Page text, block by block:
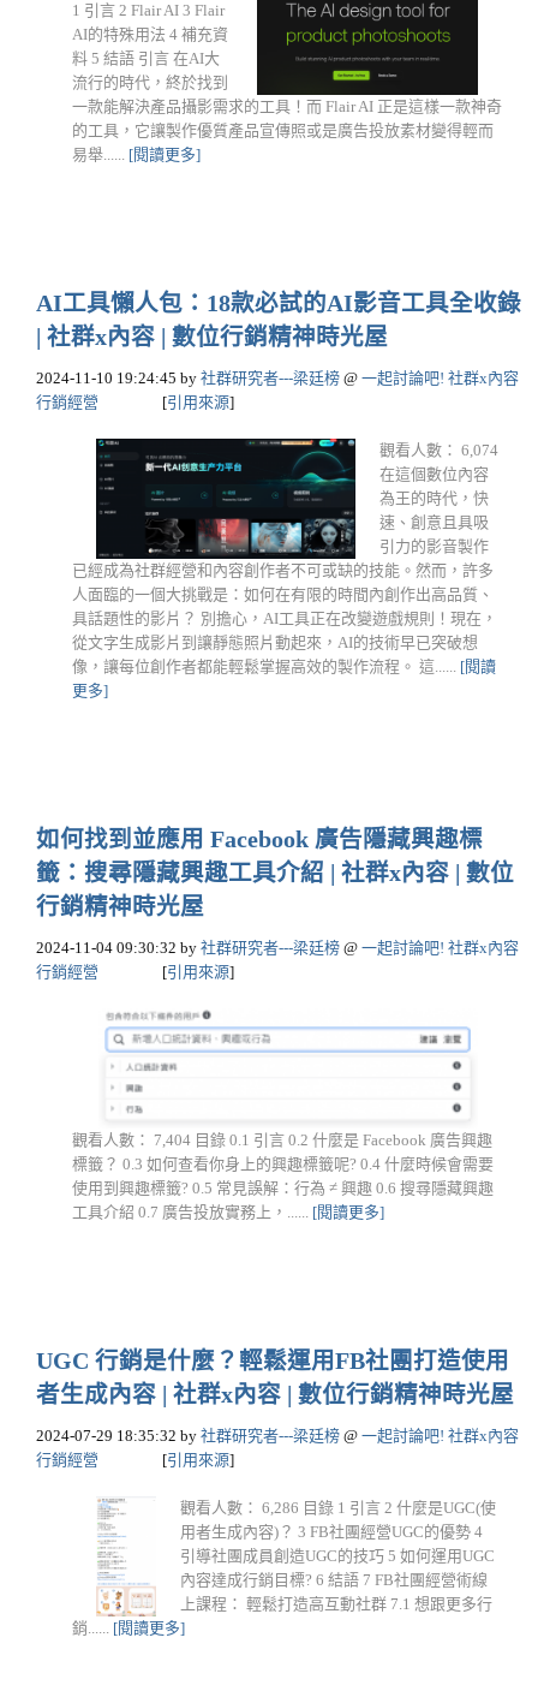
1 引言 2 Flair AI 3 Flair
AI的特殊用法 4 補充資
料 5 結語 引言 在AI大
流行的時代，終於找到
一款能解決產品攝影需求的工具！而 Flair AI 正是這樣一款神奇
的工具，它讓製作優質產品宣傳照或是廣告投放素材變得輕而
易舉...... [閱讀更多]
AI工具懶人包：18款必試的AI影音工具全收錄
| 社群x內容 | 數位行銷精神時光屋
2024-11-10 19:24:45 by 社群研究者---梁廷榜 @ 一起討論吧! 社群x內容
行銷經營
[引用來源]
觀看人數： 6,074
在這個數位內容
為王的時代，快
速、創意且具吸
引力的影音製作
已經成為社群經營和內容創作者不可或缺的技能。然而，許多
人面臨的一個大挑戰是：如何在有限的時間內創作出高品質、
具話題性的影片？ 別擔心，AI工具正在改變遊戲規則！現在，
從文字生成影片到讓靜態照片動起來，AI的技術早已突破想
像，讓每位創作者都能輕鬆掌握高效的製作流程。 這...... [閱讀
更多]
如何找到並應用 Facebook 廣告隱藏興趣標
籤：搜尋隱藏興趣工具介紹 | 社群x內容 | 數位
行銷精神時光屋
2024-11-04 09:30:32 by 社群研究者---梁廷榜 @ 一起討論吧! 社群x內容
行銷經營
[引用來源]
觀看人數： 7,404 目錄 0.1 引言 0.2 什麼是 Facebook 廣告興趣
標籤？ 0.3 如何查看你身上的興趣標籤呢? 0.4 什麼時候會需要
使用到興趣標籤? 0.5 常見誤解：行為 ≠ 興趣 0.6 搜尋隱藏興趣
工具介紹 0.7 廣告投放實務上，...... [閱讀更多]
UGC 行銷是什麼？輕鬆運用FB社團打造使用
者生成內容 | 社群x內容 | 數位行銷精神時光屋
2024-07-29 18:35:32 by 社群研究者---梁廷榜 @ 一起討論吧! 社群x內容
行銷經營
[引用來源]
觀看人數： 6,286 目錄 1 引言 2 什麼是UGC(使
用者生成內容)？ 3 FB社團經營UGC的優勢 4
引導社團成員創造UGC的技巧 5 如何運用UGC
內容達成行銷目標? 6 結語 7 FB社團經營術線
上課程： 輕鬆打造高互動社群 7.1 想跟更多行
銷...... [閱讀更多]